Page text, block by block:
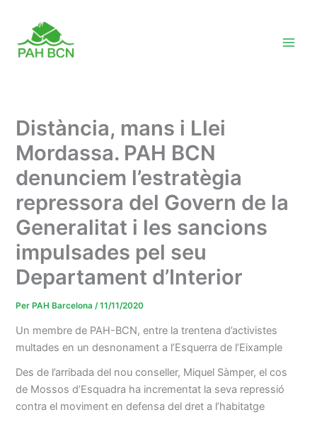
contingut
Distància, mans i Llei
Mordassa. PAH BCN
denunciem l’estratègia
repressora del Govern de la
Generalitat i les sancions
impulsades pel seu
Departament d’Interior
Per PAH Barcelona/11/11/2020
Un membre de PAH-BCN, entre la trentena d’activistes
multades en un desnonament a l’Esquerra de l’Eixample
Des de l’arribada del nou conseller, Miquel Sàmper, el cos
de Mossos d’Esquadra ha incrementat la seva repressió
contra el moviment en defensa del dret a l’habitatge